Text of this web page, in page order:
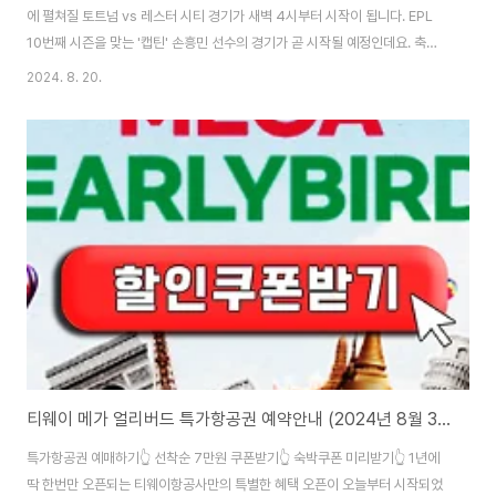
에 펼쳐질 토트넘 vs 레스터 시티 경기가 새벽 4시부터 시작이 됩니다. EPL
10번째 시즌을 맞는 '캡틴' 손흥민 선수의 경기가 곧 시작될 예정인데요. 축구
중계 시간이 끝나면 생중계 다시보기가 어려울 수 있으니 어서 서둘러서 보시
시고 시간에 맞춰 경기를 즐기시면 되겠습니다.
2024. 8. 20.
티웨이 메가 얼리버드 특가항공권 예약안내 (2024년 8월 3째주)
특가항공권 예매하기👆 선착순 7만원 쿠폰받기👆 숙박쿠폰 미리받기👆 1년에
딱 한번만 오픈되는 티웨이항공사만의 특별한 혜택 오픈이 오늘부터 시작되었